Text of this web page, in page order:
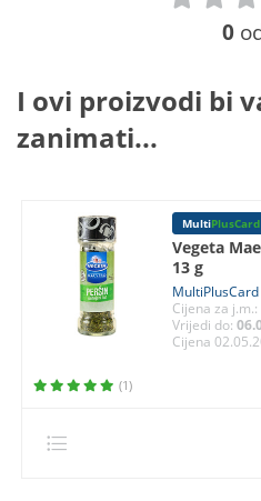
0
I ovi proizvodi bi
zanimati...
MultiPlusCard
Vegeta
13 g
Cijena za j.m.:
Vrijedi do:
Cijena
(1)